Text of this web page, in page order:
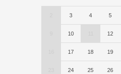
3 4 5
10 12
17 18 19
24 25 26